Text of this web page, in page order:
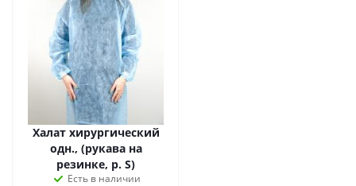
Халат хирургический
одн., (рукава на
резинке, р. S)
Есть в наличии